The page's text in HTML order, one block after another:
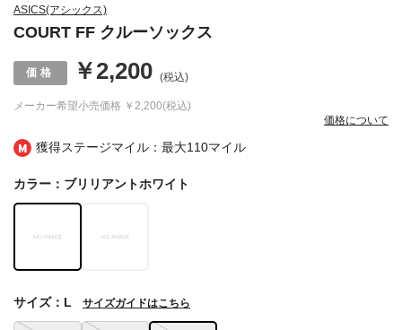
獲得ステージマイル：最大110マイル
ASICS(アシックス)
COURT FF クルーソックス
メーカー希望小売価格 ￥2,200(税込)
￥2,200 (税込)
価格について
カラー：ブリリアントホワイト
サイズ：L サイズガイドはこちら